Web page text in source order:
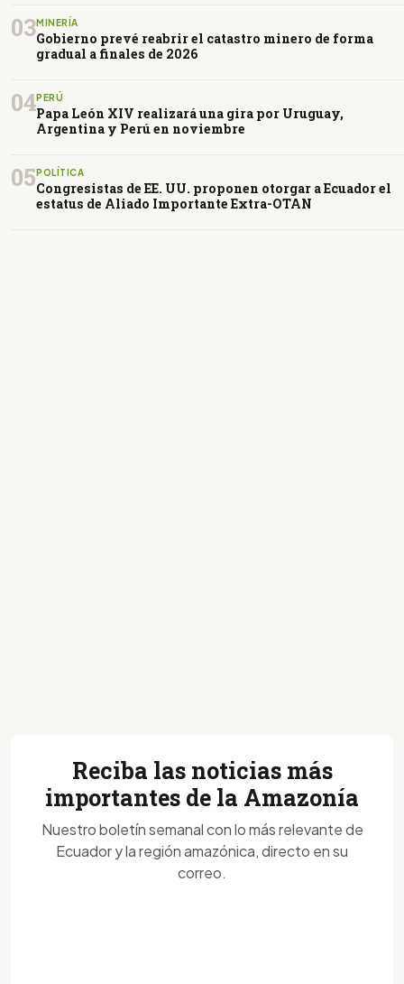
03MINERÍA
Gobierno prevé reabrir el catastro minero de forma
gradual a finales de 2026
04PERÚ
Papa León XIV realizará una gira por Uruguay,
Argentina y Perú en noviembre
05POLÍTICA
Congresistas de EE. UU. proponen otorgar a Ecuador el
estatus de Aliado Importante Extra-OTAN
Reciba las noticias más
importantes de la Amazonía
Nuestro boletín semanal con lo más relevante de
Ecuador y la región amazónica, directo en su
correo.